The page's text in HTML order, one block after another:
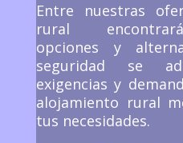
Entre nuestras
rural
opciones y
seguridad se
exigencias y
alojamiento rural
tus necesidades.